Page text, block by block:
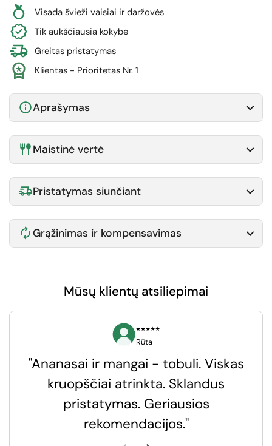
Visada švieži vaisiai ir daržovės
Tik aukščiausia kokybė
Greitas pristatymas
Klientas - Prioritetas Nr. 1
Aprašymas
Maistinė vertė
Pristatymas siunčiant
Grąžinimas ir kompensavimas
Mūsų klientų atsiliepimai
⭑⭑⭑⭑⭑
Rūta
"Ananasai ir mangai - tobuli. Viskas
kruopščiai atrinkta. Sklandus
pristatymas. Geriausios
rekomendacijos."